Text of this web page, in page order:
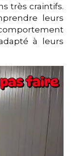
très craintifs.
leurs
à leurs